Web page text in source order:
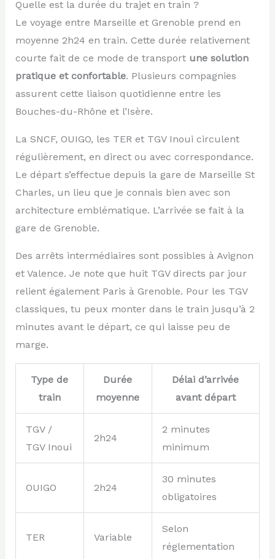
Quelle est la durée du trajet en train ?
Le voyage entre Marseille et Grenoble prend en
moyenne 2h24 en train. Cette durée relativement
courte fait de ce mode de transport une solution
pratique et confortable. Plusieurs compagnies
assurent cette liaison quotidienne entre les
Bouches-du-Rhône et l’Isère.
La SNCF, OUIGO, les TER et TGV Inoui circulent
régulièrement, en direct ou avec correspondance.
Le départ s’effectue depuis la gare de Marseille St
Charles, un lieu que je connais bien avec son
architecture emblématique. L’arrivée se fait à la
gare de Grenoble.
Des arrêts intermédiaires sont possibles à Avignon
et Valence. Je note que huit TGV directs par jour
relient également Paris à Grenoble. Pour les TGV
classiques, tu peux monter dans le train jusqu’à 2
minutes avant le départ, ce qui laisse peu de
marge.
Type de
train
Durée
moyenne
Délai d’arrivée
avant départ
TGV /
TGV Inoui
2h24
2 minutes
minimum
OUIGO 2h24
30 minutes
obligatoires
TER Variable
Selon
réglementation